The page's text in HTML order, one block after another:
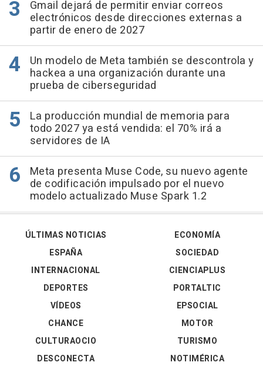
Gmail dejará de permitir enviar correos
electrónicos desde direcciones externas a
partir de enero de 2027
Un modelo de Meta también se descontrola y
hackea a una organización durante una
prueba de ciberseguridad
La producción mundial de memoria para
todo 2027 ya está vendida: el 70% irá a
servidores de IA
Meta presenta Muse Code, su nuevo agente
de codificación impulsado por el nuevo
modelo actualizado Muse Spark 1.2
ÚLTIMAS NOTICIAS
ESPAÑA
INTERNACIONAL
DEPORTES
VÍDEOS
ECONOMÍA
SOCIEDAD
CIENCIAPLUS
PORTALTIC
EPSOCIAL
CHANCE
CULTURAOCIO
DESCONECTA
MOTOR
TURISMO
NOTIMÉRICA